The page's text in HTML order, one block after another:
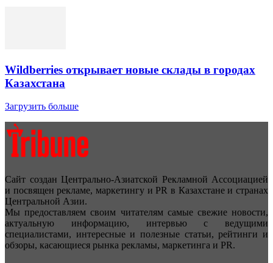
Wildberries открывает новые склады в городах
Казахстана
Загрузить больше
Сайт создан Центрально-Азиатской Рекламной Ассоциацией
и посвящен рекламе, маркетингу и PR в Казахстане и странах
Центральной Азии.
Мы предоставляем своим читателям самые свежие новости,
актуальную информацию, интервью с ведущими
специалистами, интересные и полезные статьи, рейтинги и
обзоры, касающиеся рынка рекламы, маркетинга и PR.